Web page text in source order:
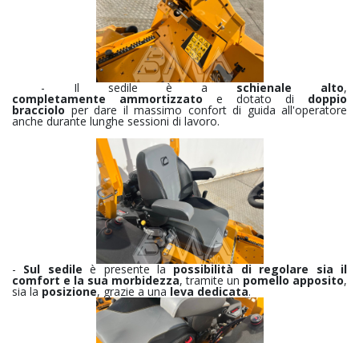
- Il sedile è a schienale alto,
completamente ammortizzato e dotato di doppio
bracciolo per dare il massimo confort di guida all'operatore
anche durante lunghe sessioni di lavoro.
- Sul sedile è presente lapossibilità di regolare sia il
comfort e la sua morbidezza, tramite un pomello apposito,
sia la posizione, grazie a una leva dedicata.